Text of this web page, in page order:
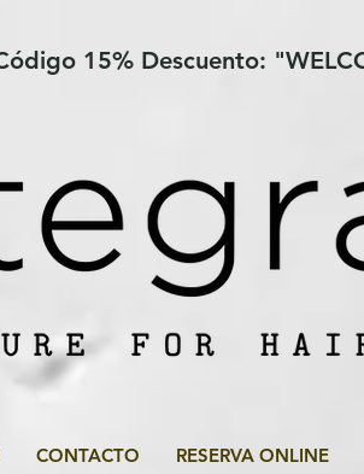
CONTACTO RESERVA ONLINE